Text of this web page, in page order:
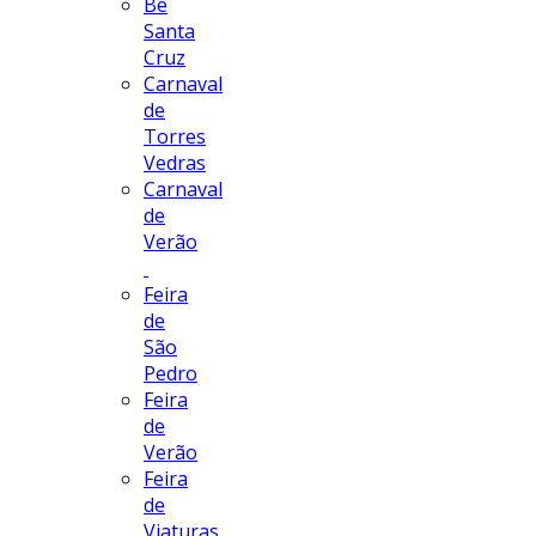
Santa
Cruz
Carnaval
de
Torres
Vedras
Carnaval
de
Verão
Feira
de
São
Pedro
Feira
de
Verão
Feira
de
Viaturas